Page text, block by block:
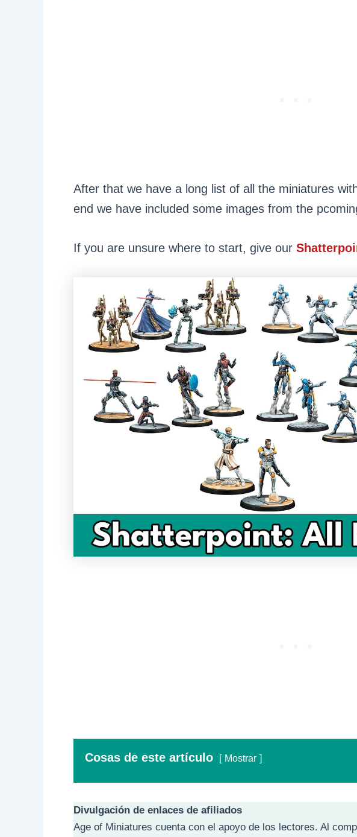
After that we have a long list of all the miniatures
end we have included some images from the
If you are unsure where to start, give our
Cosas de este artículo Mostrar
Divulgación de enlaces de afiliados
Age of Miniatures cuenta con el apoyo de los lectores. Al